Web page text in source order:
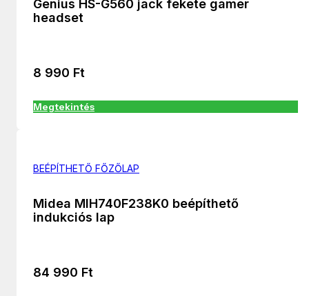
Genius HS-G560 jack fekete gamer
headset
8 990 Ft
Megtekintés
BEÉPÍTHETŐ FŐZŐLAP
Midea MIH740F238K0 beépíthető
indukciós lap
84 990 Ft